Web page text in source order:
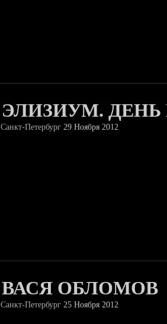
ЭЛИЗИУМ.
Санкт-Петербург 29 Ноября 2012
ВАСЯ ОБЛОМОВ
Санкт-Петербург 25 Ноября 2012